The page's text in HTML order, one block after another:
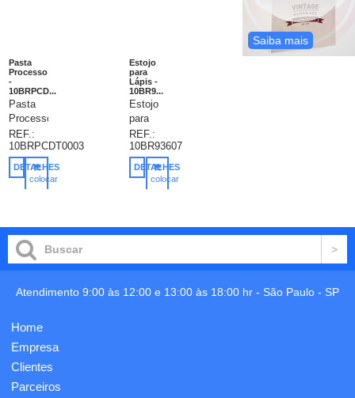
Pasta
Processo
-
10BRPCD...
Pasta
Processo
confeccionada
em pvc
0,20mm,
medindo
33,5x23,5cm
interno
confeccionados
em pvc
cristal
com a
l...
REF.:
10BRPCDT0003
DETALHES
colocar
Estojo
para
Lápis -
10BR9...
Estojo
para
lápis.
Algodão.
ø70 x
220
mm.
REF.:
10BR93607
DETALHES
colocar
Saiba mais
Atendimento 9:00 às 12:00 e 13:00 às 18:00 hr - São Paulo - SP
Home
Empresa
Clientes
Parceiros